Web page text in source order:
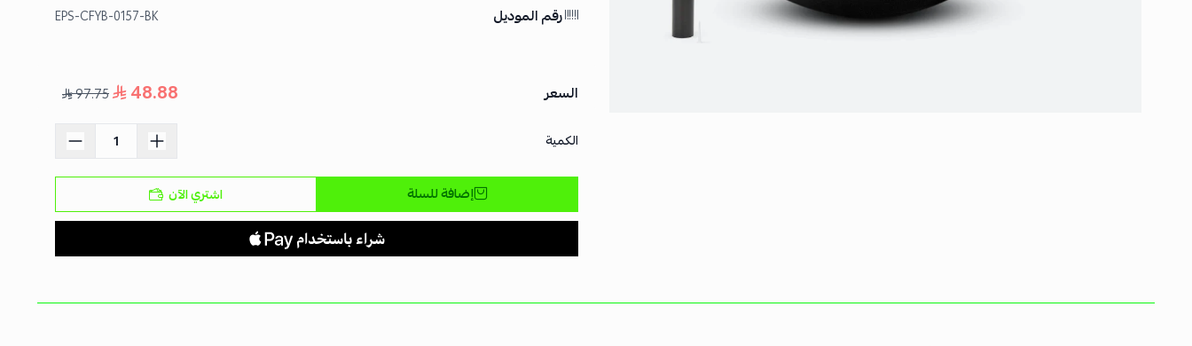
رقم الموديل EPS-CFYB-0157-BK
السعر 48.88
97.75
الكمية
إضافة للسلة اشتري الآن